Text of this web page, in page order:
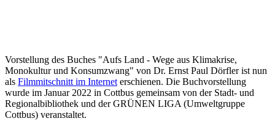
Vorstellung des Buches "Aufs Land - Wege aus Klimakrise,
Monokultur und Konsumzwang" von Dr. Ernst Paul Dörfler ist nun
als Filmmitschnitt im Internet erschienen. Die Buchvorstellung
wurde im Januar 2022 in Cottbus gemeinsam von der Stadt- und
Regionalbibliothek und der GRÜNEN LIGA (Umweltgruppe
Cottbus) veranstaltet.